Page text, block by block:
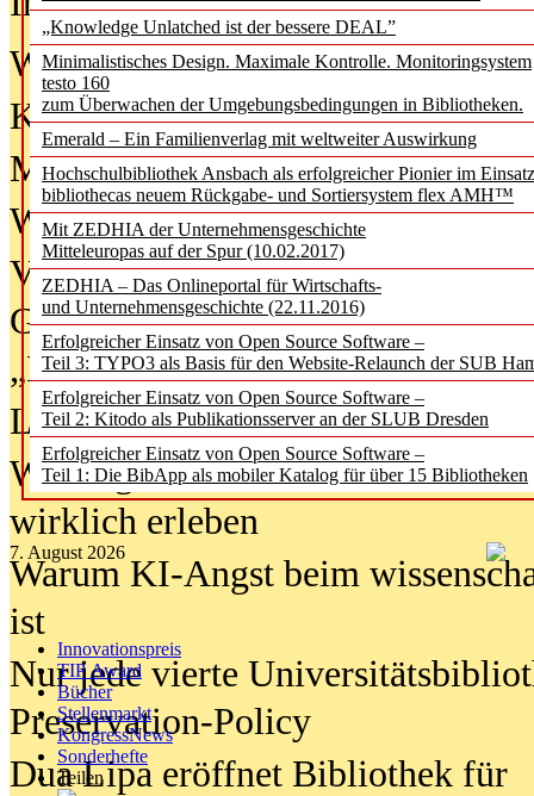
„Knowledge Unlatched ist der bessere DEAL”
Minimalistisches Design. Maximale Kontrolle. Monitoringsystem
testo 160
zum Überwachen der Umgebungsbedingungen in Bibliotheken.
Emerald – Ein Familienverlag mit weltweiter Auswirkung
Hochschulbibliothek Ansbach als erfolgreicher Pionier im
bibliothecas neuem Rückgabe- und Sortiersystem flex AMH™
Mit ZEDHIA der Unternehmensgeschichte
Mitteleuropas auf der Spur (10.02.2017)
ZEDHIA – Das Onlineportal für Wirtschafts-
und Unternehmensgeschichte (22.11.2016)
Erfolgreicher Einsatz von Open Source Software –
Teil 3: TYPO3 als Basis für den Website-Relaunch der SUB
Erfolgreicher Einsatz von Open Source Software –
Teil 2: Kitodo als Publikationsserver an der SLUB Dresden
Erfolgreicher Einsatz von Open Source Software –
Teil 1: Die BibApp als mobiler Katalog für über 15 Bibliotheken
7. August 2026
Innovationspreis
TIP Award
Bücher
Stellenmarkt
KongressNews
Sonderhefte
Teilen
Was Hochschul­bibliotheken von
Kinder in der digitalen Welt
Metadaten als Infrastruktur
Wenn Bots katalogisieren
Von Abschlusskleidern bis
Geisterjagd-Ausrüstung in der
„Library of Things“ unterwegs
Lesen als Infrastrukturaufgabe
Wie Jugendliche Social Media
wirklich erleben
Warum KI-Angst beim
ist
Nur jede vierte
Preservation-Policy
Dua Lipa eröffnet Bibliothek für